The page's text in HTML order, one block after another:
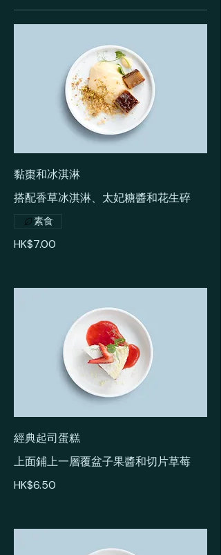
黏棗和冰淇淋
搭配香草冰淇淋、太妃糖醬和花生碎
HK$7.00
素食
經典起司蛋糕
上面鋪上一層覆盆子果醬和切片草莓
HK$6.50